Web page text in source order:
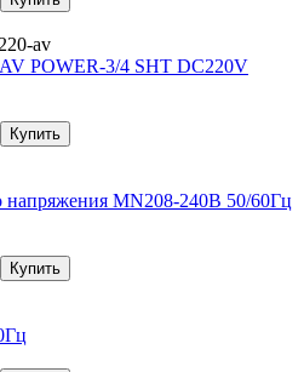
av
POWER-3/4 SHT DC220V
напряжения MN208-240В 50/60Гц